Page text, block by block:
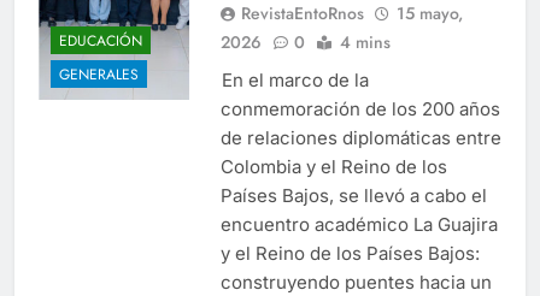
EDUCACIÓN
GENERALES
RevistaEntoRnos
15 mayo,
2026
0 4 mins
En el marco de la
conmemoración de los 200 años
de relaciones diplomáticas entre
Colombia y el Reino de los
Países Bajos, se llevó a cabo el
encuentro académico La Guajira
y el Reino de los Países Bajos:
construyendo puentes hacia un